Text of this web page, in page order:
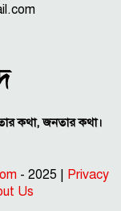
কথা, জনতার কথা।
- 2025 | Privacy
Us